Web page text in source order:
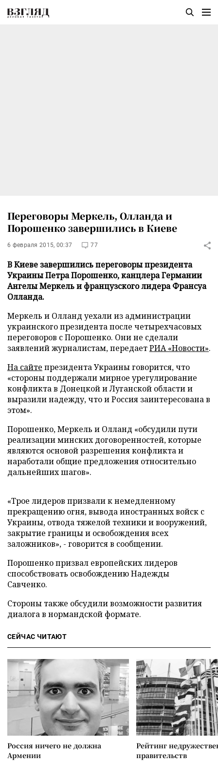
Переговоры Меркель, Олланда и
Порошенко завершились в Киеве
6 февраля 2015, 00:37 77
В Киеве завершились переговоры президента
Украины Петра Порошенко, канцлера Германии
Ангелы Меркель и французского лидера Франсуа
Олланда.
Меркель и Олланд уехали из администрации
украинского президента после четырехчасовых
переговоров с Порошенко. Они не сделали
заявлений журналистам,передаетРИА «Новости».
На сайте президента Украины говорится, что
«стороны поддержали мирное урегулирование
конфликта в Донецкой и Луганской области и
выразили надежду, что и Россия заинтересована в
этом».
Порошенко, Меркель и Олланд «обсудили пути
реализации минских договоренностей, которые
являются основой разрешения конфликта и
наработали общие предложения относительно
дальнейших шагов».
«Трое лидеров призвали к немедленному
прекращению огня, вывода иностранных войск с
Украины, отвода тяжелой техники и вооружений,
закрытие границы и освобождения всех
заложников», - говорится в сообщении.
Порошенко призвал европейских лидеров
способствовать освобождению Надежды
Савченко.
Стороны также обсудили возможности развития
диалога в нормандской формате.
СЕЙЧАС ЧИТАЮТ
Россия ничего не должна
Армении
Рейтинг
правительств